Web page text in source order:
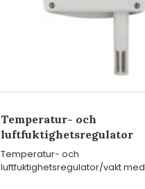
Temperatur- och
luftfuktighetsregulator
Temperatur- och
luftfuktighetsregulator/vakt med